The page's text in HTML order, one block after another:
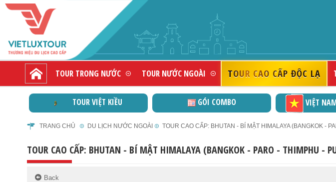
TOUR TRONG NƯỚC TOUR NƯỚC NGOÀI TOUR CAO CẤP ĐỘC LẠ
TOUR VIỆT KIỀU GÓI COMBO VIỆT
TRANG CHỦ DU LỊCH NƯỚC NGOÀI TOUR CAO CẤP: BHUTAN - BÍ MẬT HIMALAYA (BANGKOK -
TOUR CAO CẤP: BHUTAN - BÍ MẬT HIMALAYA (BANGKOK - PARO - THIMPHU -